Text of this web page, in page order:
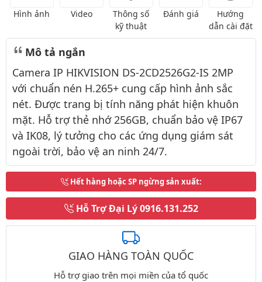
Hình ảnh Video
Thông số
kỹ thuật
Đánh giá
Hướng
dẫn cài đặt
Mô tả ngắn
Camera IP HIKVISION DS-2CD2526G2-IS 2MP
với chuẩn nén H.265+ cung cấp hình ảnh sắc
nét. Được trang bị tính năng phát hiện khuôn
mặt. Hỗ trợ thẻ nhớ 256GB, chuẩn bảo vệ IP67
và IK08, lý tưởng cho các ứng dụng giám sát
ngoài trời, bảo vệ an ninh 24/7.
Hết hàng hoặc SP ngừng sản xuất:
Hỗ Trợ Đại Lý0916.131.252
GIAO HÀNG TOÀN QUỐC
Hỗ trợ giao trên mọi miền của tổ quốc